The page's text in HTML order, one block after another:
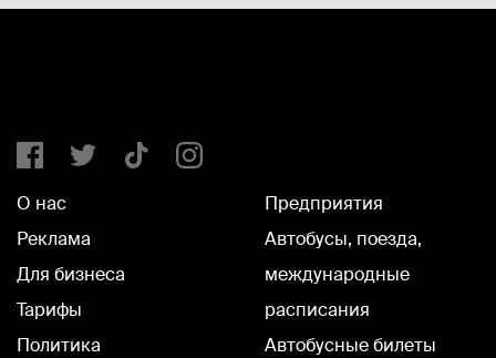
О нас
Реклама
Для бизнеса
Тарифы
Политика
Предприятия
Автобусы, поезда,
международные
расписания
Автобусные билеты